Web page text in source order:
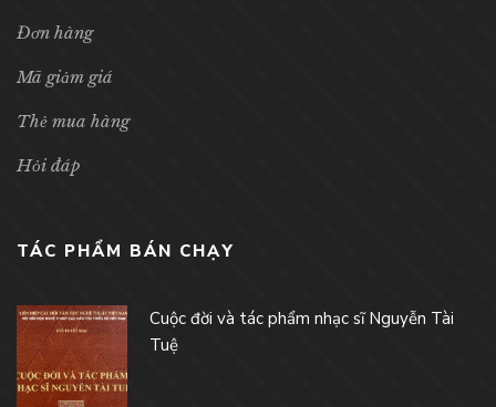
Đơn hàng
Mã giảm giá
Thẻ mua hàng
Hỏi đáp
TÁC PHẨM BÁN CHẠY
Cuộc đời và tác phẩm nhạc sĩ Nguyễn Tài
Tuệ